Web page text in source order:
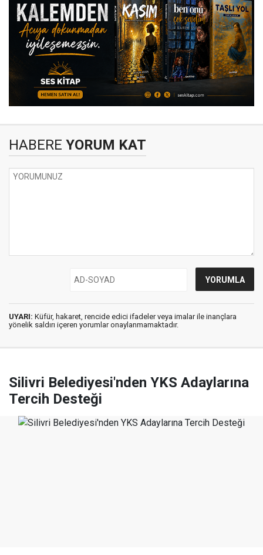
HABERE YORUM KAT
UYARI: Küfür, hakaret, rencide edici ifadeler veya imalar ile inançlara
yönelik saldırı içeren yorumlar onaylanmamaktadır.
Silivri Belediyesi'nden YKS Adaylarına
Tercih Desteği